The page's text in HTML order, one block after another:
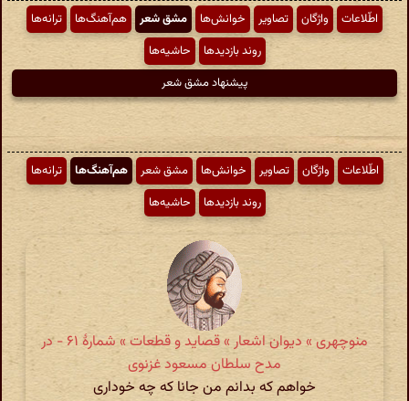
اطّلاعات واژگان تصاویر خوانش‌ها مشق شعر هم‌آهنگ‌ها
ترانه‌ها
روند بازدیدها
حاشیه‌ها
پیشنهاد مشق شعر
اطّلاعات واژگان تصاویر خوانش‌ها مشق شعر هم‌آهنگ‌ها
ترانه‌ها
روند بازدیدها
حاشیه‌ها
منوچهری » دیوان اشعار » قصاید و قطعات » شمارهٔ ۶۱ - در
مدح سلطان مسعود غزنوی
خواهم که بدانم من جانا که چه خوداری